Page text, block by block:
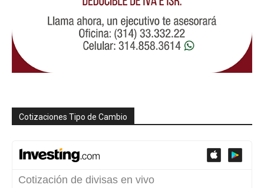
Cotizaciones Tipo de Cambio